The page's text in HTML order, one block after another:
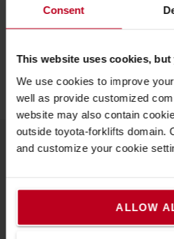
Consent
This website uses cookies,
We use cookies to improve
well as provide customized
website may also contain
outside toyota-forklifts domain.
and customize your cookie
ALLOW
Poids:1,8kg
Couleur:Jaune
Longueur:45,7cm
Hauteur
3,8
VOIR TOUS NOS ACCESSOIRES